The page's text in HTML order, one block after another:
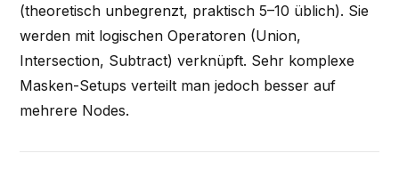
(theoretisch unbegrenzt, praktisch 5–10 üblich). Sie
werden mit logischen Operatoren (Union,
Intersection, Subtract) verknüpft. Sehr komplexe
Masken-Setups verteilt man jedoch besser auf
mehrere Nodes.